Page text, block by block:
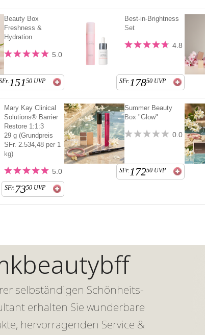
Beauty Box
Freshness &
Hydration
5.0
15150 UVP
Best-in-Brightness
Set
4.8
SFr.17850 UVP
Mary Kay Clinical
Solutions® Barrier
Restore 1:1:3
29 g (Grundpreis
SFr. 2.534,48 per 1
kg)
5.0
SFr.7350 UVP
Summer Beauty
Box "Glow"
0.0
SFr.17250 UVP
selbständigen Schönheits-
erhalten Sie wunderbare
hervorragenden Service &